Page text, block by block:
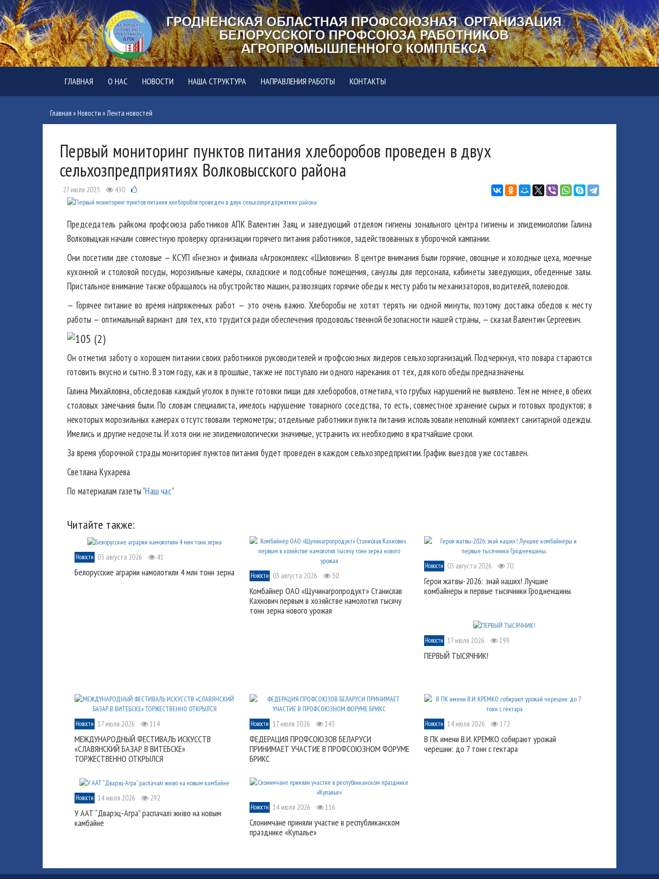
ГЛАВНАЯ О НАС НОВОСТИ НАША СТРУКТУРА НАПРАВЛЕНИЯ РАБОТЫ КОНТАКТЫ
Главная »Новости »Лента новостей
Первый мониторинг пунктов питания хлеборобов проведен в двух
сельхозпредприятиях Волковысского района
27 июля 2023 430
Председатель райкома профсоюза работников АПК Валентин Заяц и заведующий отделом гигиены зонального центра гигиены и эпидемиологии Галина
Волковыцкая начали совместную проверку организации горячего питания работников, задействованных в уборочной кампании.
Они посетили две столовые — КСУП «Гнезно» и филиала «Агрокомплекс «Шиловичи». В центре внимания были горячие, овощные и холодные цеха, моечные
кухонной и столовой посуды, морозильные камеры, складские и подсобные помещения, санузлы для персонала, кабинеты заведующих, обеденные залы.
Пристальное внимание также обращалось на обустройство машин, развозящих горячие обеды к месту работы механизаторов, водителей, полеводов.
— Горячее питание во время напряженных работ — это очень важно. Хлеборобы не хотят терять ни одной минуты, поэтому доставка обедов к месту
работы — оптимальный вариант для тех, кто трудится ради обеспечения продовольственной безопасности нашей страны, — сказал Валентин Сергеевич.
Он отметил заботу о хорошем питании своих работников руководителей и профсоюзных лидеров сельхозорганизаций. Подчеркнул, что повара стараются
готовить вкусно и сытно. В этом году, как и в прошлые, также не поступало ни одного нарекания от тех, для кого обеды предназначены.
Галина Михайловна, обследовав каждый уголок в пункте готовки пищи для хлеборобов, отметила, что грубых нарушений не выявлено. Тем не менее, в обеих
столовых замечания были. По словам специалиста, имелось нарушение товарного соседства, то есть, совместное хранение сырых и готовых продуктов; в
некоторых морозильных камерах отсутствовали термометры; отдельные работники пункта питания использовали неполный комплект санитарной одежды.
Имелись и другие недочеты. И хотя они не эпидемиологически значимые, устранить их необходимо в кратчайшие сроки.
За время уборочной страды мониторинг пунктов питания будет проведен в каждом сельхозпредприятии. График выездов уже составлен.
Светлана Кухарева
По материалам газеты "Наш час"
Читайте также:
Новости 03 августа 2026 41
Белорусские аграрии намолотили 4 млн тонн зерна Новости 03 августа 2026 50
Комбайнер ОАО «Щучинагропродукт» Станислав
Кахнович первым в хозяйстве намолотил тысячу
тонн зерна нового урожая
Новости 03 августа 2026 70
Герои жатвы-2026: знай наших! Лучшие
комбайнеры и первые тысячники Гродненщины.
Новости 17 июля 2026 199
ПЕРВЫЙ ТЫСЯЧНИК!
Новости 17 июля 2026 114
МЕЖДУНАРОДНЫЙ ФЕСТИВАЛЬ ИСКУССТВ
«СЛАВЯНСКИЙ БАЗАР В ВИТЕБСКЕ»
ТОРЖЕСТВЕННО ОТКРЫЛСЯ
Новости 17 июля 2026 143
ФЕДЕРАЦИЯ ПРОФСОЮЗОВ БЕЛАРУСИ
ПРИНИМАЕТ УЧАСТИЕ В ПРОФСОЮЗНОМ ФОРУМЕ
БРИКС
Новости 14 июля 2026 172
В ПК имени В.И. КРЕМКО собирают урожай
черешни: до 7 тонн с гектара
Новости 14 июля 2026 292
У ААТ “Дварэц-Агра” распачалі жніво на новым
камбайне
Новости 14 июля 2026 116
Слонимчане приняли участие в республиканском
празднике «Купалье»